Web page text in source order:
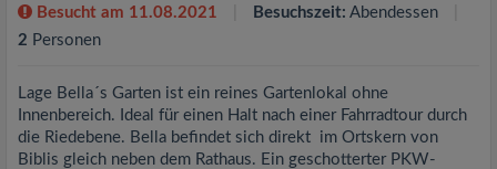
Besucht am 11.08.2021 Besuchszeit: Abendessen
2 Personen
Lage Bella´s Garten ist ein reines Gartenlokal ohne
Innenbereich. Ideal für einen Halt nach einer Fahrradtour durch
die Riedebene. Bella befindet sich direkt im Ortskern von
Biblis gleich neben dem Rathaus. Ein geschotterter PKW-